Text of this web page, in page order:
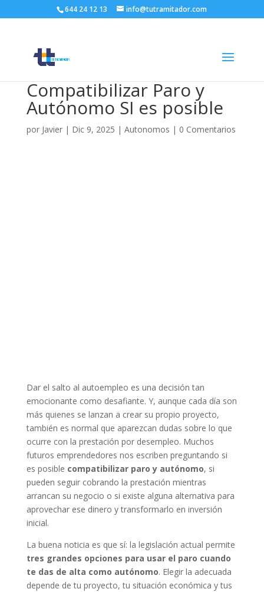
644 24 12 13 info@tutramitador.com
Compatibilizar Paro y
Autónomo SI es posible
por Javier| Dic 9, 2025 | Autonomos | 0 Comentarios
Dar el salto al autoempleo es una decisión tan
emocionante como desafiante. Y, aunque cada día son
más quienes se lanzan a crear su propio proyecto,
también es normal que aparezcan dudas sobre lo que
ocurre con la prestación por desempleo. Muchos
futuros emprendedores nos escriben preguntando si
es posible compatibilizar paro y autónomo, si
pueden seguir cobrando la prestación mientras
arrancan su negocio o si existe alguna alternativa para
aprovechar ese dinero y transformarlo en inversión
inicial.
La buena noticia es que sí: la legislación actual permite
tres grandes opciones para usar el paro cuando
te das de alta como autónomo. Elegir la adecuada
depende de tu proyecto, tu situación económica y tus